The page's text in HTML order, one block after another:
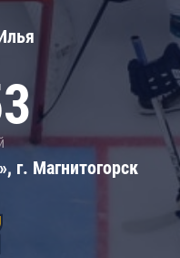
г. Магнитогорск